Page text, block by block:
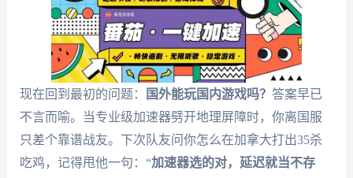
现在回到最初的问题： 国外能玩国内游戏吗？ 答案早已
不言而喻。当专业级加速器劈开地理屏障时，你离国服
只差个靠谱战友。下次队友问你怎么在加拿大打出35杀
吃鸡，记得甩他一句：“加速器选的对，延迟就当不存